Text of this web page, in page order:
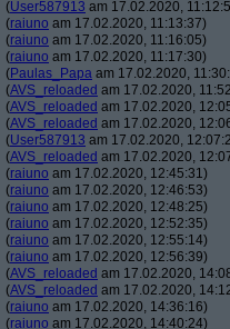
(User587913 am 17.02.2020,
(raiuno am 17.02.2020, 11:13:37)
(raiuno am 17.02.2020, 11:16:05)
(raiuno am 17.02.2020, 11:17:30)
(Paulas_Papa am 17.02.2020,
(AVS_reloaded am 17.02.2020,
(AVS_reloaded am 17.02.2020,
(AVS_reloaded am 17.02.2020,
(User587913 am 17.02.2020,
(AVS_reloaded am 17.02.2020,
(raiuno am 17.02.2020, 12:45:31)
(raiuno am 17.02.2020, 12:46:53)
(raiuno am 17.02.2020, 12:48:25)
(raiuno am 17.02.2020, 12:52:35)
(raiuno am 17.02.2020, 12:55:14)
(raiuno am 17.02.2020, 12:56:39)
(AVS_reloaded am 17.02.2020,
(AVS_reloaded am 17.02.2020,
(raiuno am 17.02.2020, 14:36:16)
(raiuno am 17.02.2020, 14:40:24)